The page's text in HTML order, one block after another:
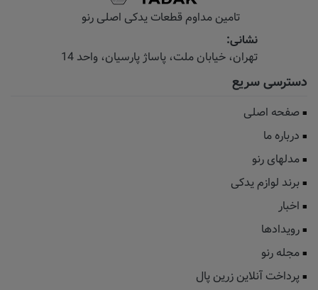
تامین مداوم قطعات یدکی اصلی رنو
نشانی:
تهران، خیابان‌ ملت، پاساژ‌ پارسیان، واحد 14
دسترسی سریع
صفحه اصلی
درباره ما
مدلهای رنو
برند لوازم یدکی
اخبار
رویدادها
مجله رنو
پرداخت آنلاین زرین پال